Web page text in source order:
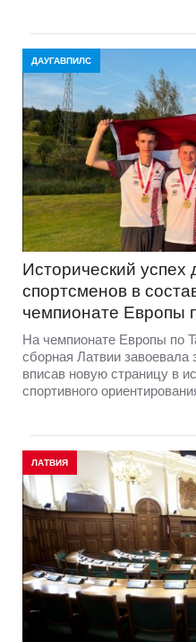
ДАУГАВПИЛС
Исторический успех
спортсменов в
чемпионате Европы
На чемпионате Европы по
сборная Латвии
вписав новую страницу в
спортивного
ЛАТВИЯ